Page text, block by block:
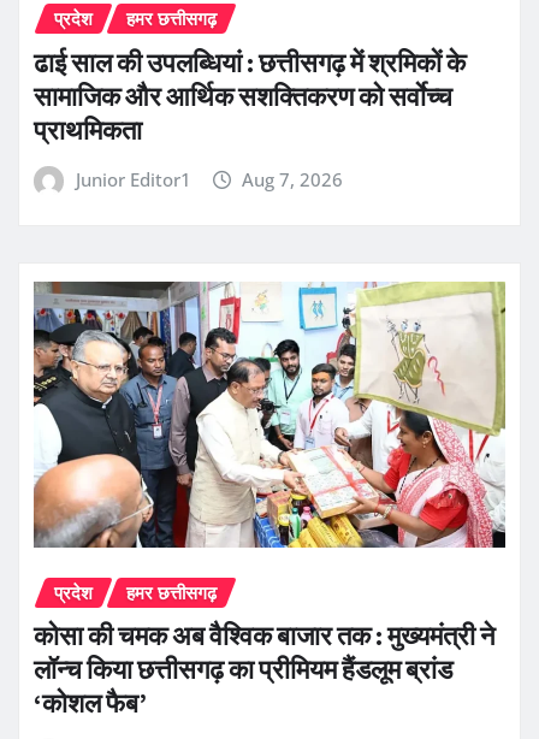
प्रदेश हमर छत्तीसगढ़
ढाई साल की उपलब्धियां : छत्तीसगढ़ में श्रमिकों के
सामाजिक और आर्थिक सशक्तिकरण को सर्वाेच्च
प्राथमिकता
Junior Editor1 Aug 7, 2026
प्रदेश हमर छत्तीसगढ़
कोसा की चमक अब वैश्विक बाजार तक : मुख्यमंत्री ने
लॉन्च किया छत्तीसगढ़ का प्रीमियम हैंडलूम ब्रांड
‘कोशल फैब’